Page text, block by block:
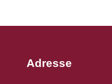
Adresse